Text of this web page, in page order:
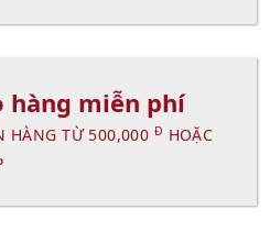
hàng miễn phí
HÀNG TỪ 500,000 Đ HOẶC